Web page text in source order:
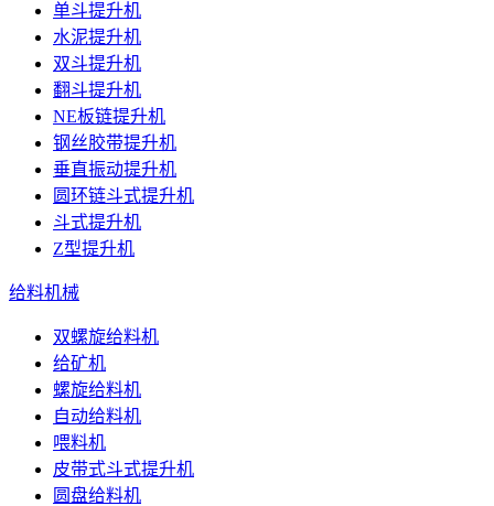
单斗提升机
水泥提升机
双斗提升机
翻斗提升机
NE板链提升机
钢丝胶带提升机
垂直振动提升机
圆环链斗式提升机
斗式提升机
Z型提升机
给料机械
双螺旋给料机
给矿机
螺旋给料机
自动给料机
喂料机
皮带式斗式提升机
圆盘给料机